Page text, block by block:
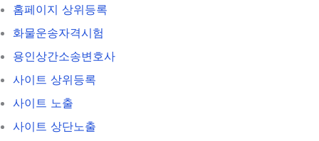
홈페이지 상위등록
화물운송자격시험
용인상간소송변호사
사이트 상위등록
사이트 노출
사이트 상단노출